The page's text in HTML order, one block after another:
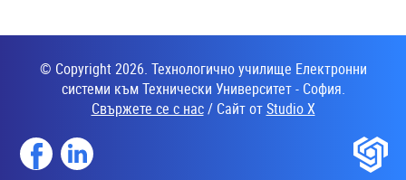
© Copyright 2026. Технологично училище Електронни
системи към Технически Университет - София.
Свържете се с нас/ Сайт отStudio X